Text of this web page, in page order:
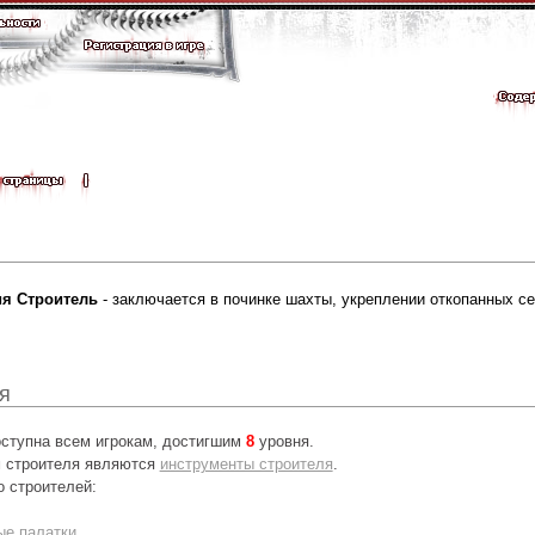
Строитель- заключается в починке шахты, укреплении откопанных
всем игрокам, достигшим 8уровня.
являются инструменты строителя.
строителей: